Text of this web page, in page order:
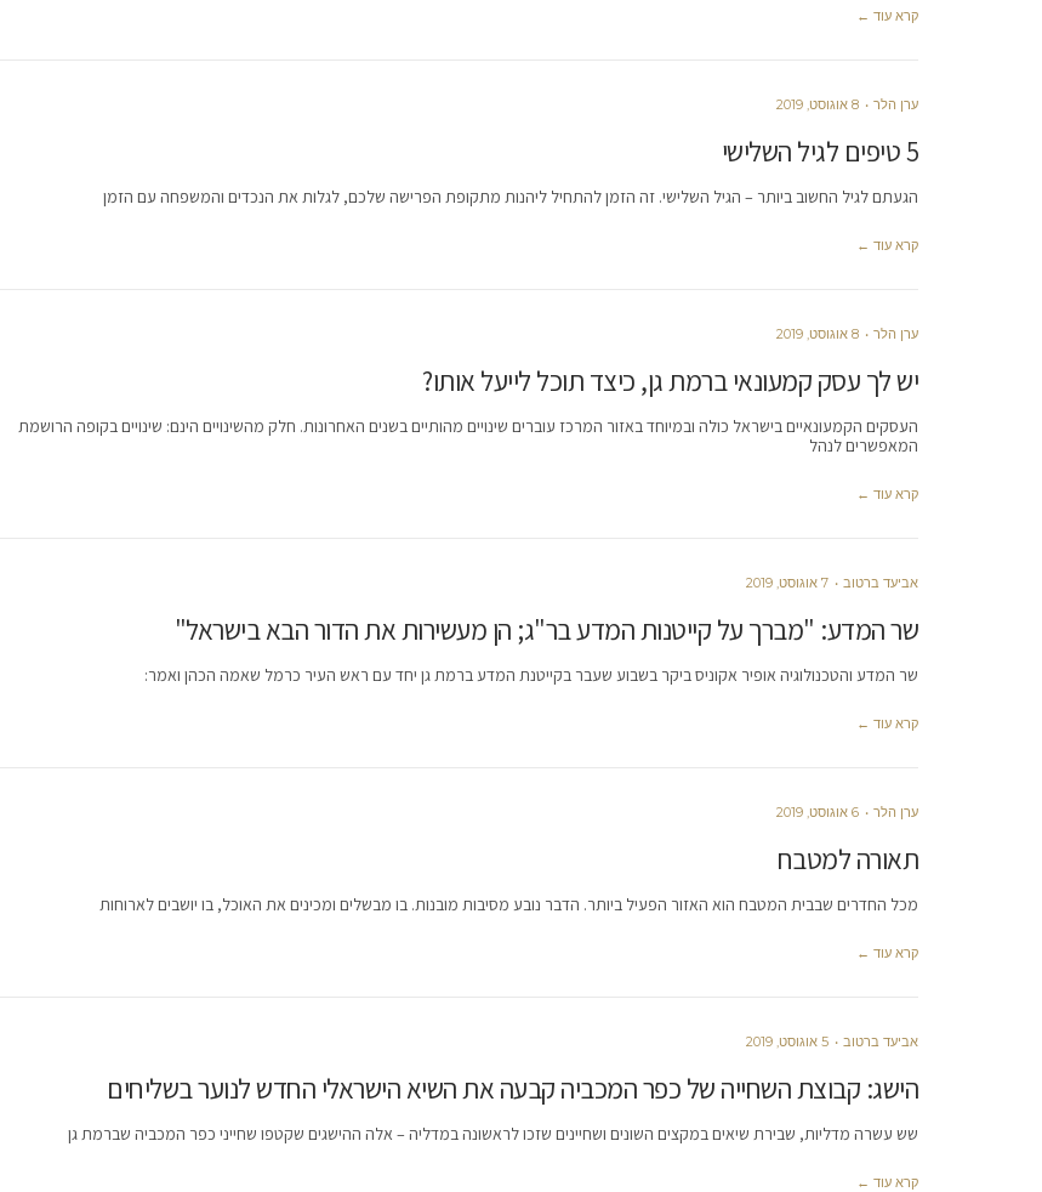
קרא עוד ←
ערן הלר 8 אוגוסט, 2019
5 טיפים לגיל השלישי
הגעתם לגיל החשוב ביותר – הגיל השלישי. זה הזמן להתחיל ליהנות מתקופת הפרישה שלכם, לגלות את הנכדים והמשפחה עם הזמן
קרא עוד ←
ערן הלר 8 אוגוסט, 2019
יש לך עסק קמעונאי ברמת גן, כיצד תוכל לייעל אותו?
העסקים הקמעונאיים בישראל כולה ובמיוחד באזור המרכז עוברים שינויים מהותיים בשנים האחרונות. חלק מהשינויים הינם: שינויים בקופה הרושמת
המאפשרים לנהל
קרא עוד ←
אביעד ברטוב 7 אוגוסט, 2019
שר המדע: "מברך על קייטנות המדע בר"ג; הן מעשירות את הדור הבא בישראל"
שר המדע והטכנולוגיה אופיר אקוניס ביקר בשבוע שעבר בקייטנת המדע ברמת גן יחד עם ראש העיר כרמל שאמה הכהן ואמר:
קרא עוד ←
ערן הלר 6 אוגוסט, 2019
תאורה למטבח
מכל החדרים שבבית המטבח הוא האזור הפעיל ביותר. הדבר נובע מסיבות מובנות. בו מבשלים ומכינים את האוכל, בו יושבים לארוחות
קרא עוד ←
אביעד ברטוב 5 אוגוסט, 2019
הישג: קבוצת השחייה של כפר המכביה קבעה את השיא הישראלי החדש לנוער בשליחים
שש עשרה מדליות, שבירת שיאים במקצים השונים ושחיינים שזכו לראשונה במדליה – אלה ההישגים שקטפו שחייני כפר המכביה שברמת גן
קרא עוד ←